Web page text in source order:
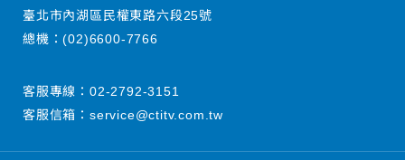
臺北市內湖區民權東路六段25號
總機：(02)6600-7766
客服專線： 02-2792-3151
客服信箱： service@ctitv.com.tw